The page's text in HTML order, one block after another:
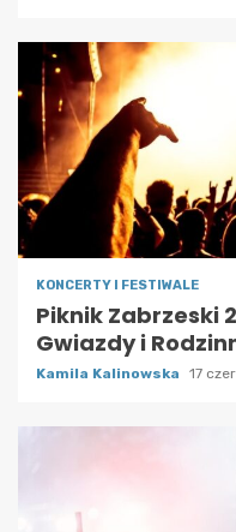
KONCERTY I FESTIWALE
Piknik Zabrzeski
Gwiazdy i
Kamila Kalinowska 17